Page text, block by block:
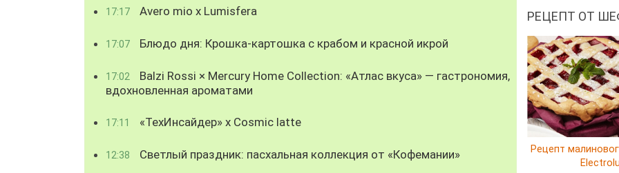
17:17 Avero mio x Lumisfera
17:07 Блюдо дня: Крошка-картошка с крабом и красной икрой
17:02
Balzi Rossi × Mercury Home Collection: «Атлас вкуса» — гастрономия,
вдохновленная ароматами
17:11 «ТехИнсайдер» х Cosmic latte
12:38 Светлый праздник: пасхальная коллекция от «Кофемании»
РЕЦЕПТ ОТ
Рецепт